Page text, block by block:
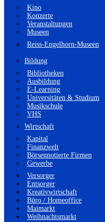
Kino
Konzerte
Veranstaltungen
Museen
Reiss-Engelhorn-Museen
Bildung
Bibliotheken
Ausbildung
E-Learning
Universitäten & Studium
Musikschule
VHS
Wirtschaft
Kapital
Finanzwelt
Börsennotierte Firmen
Gewerbe
Versorger
Entsorger
Kreativwirtschaft
Büro / Homeoffice
Maimarkt
Weihnachtsmarkt